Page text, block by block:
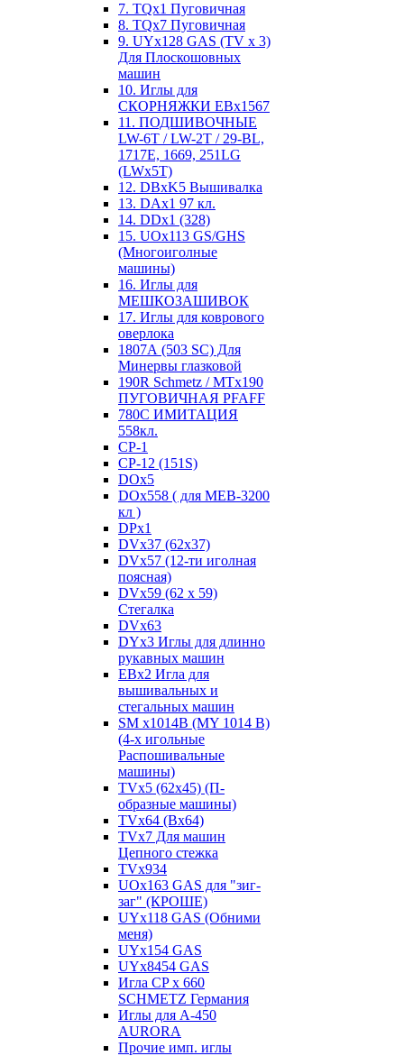
7. TQx1 Пуговичная
8. TQx7 Пуговичная
9. UYx128 GAS (TV x 3)
Для Плоскошовных
машин
10. Иглы для
СКОРНЯЖКИ EBx1567
11. ПОДШИВОЧНЫЕ
LW-6T / LW-2T / 29-BL,
1717E, 1669, 251LG
(LWx5T)
12. DBxK5 Вышивалка
13. DAx1 97 кл.
14. DDx1 (328)
15. UOx113 GS/GHS
(Многоиголные
машины)
16. Иглы для
МЕШКОЗАШИВОК
17. Иглы для коврового
оверлока
1807А (503 SC) Для
Минервы глазковой
190R Schmetz / MTx190
ПУГОВИЧНАЯ PFAFF
780С ИМИТАЦИЯ
558кл.
CP-1
CP-12 (151S)
DOx5
DOx558 ( для MEB-3200
кл )
DPx1
DVx37 (62x37)
DVx57 (12-ти иголная
поясная)
DVx59 (62 x 59)
Стегалка
DVx63
DYx3 Иглы для длинно
рукавных машин
EBx2 Игла для
вышивальных и
стегальных машин
SM x1014B (MY 1014 B)
(4-х игольные
Распошивальные
машины)
TVх5 (62х45) (П-
образные машины)
TVх64 (Вх64)
TVх7 Для машин
Цепного стежка
TVх934
UOx163 GAS для "зиг-
заг" (КРОШЕ)
UYx118 GAS (Обними
меня)
UYx154 GAS
UYx8454 GAS
Игла CP х 660
SCHMETZ Германия
Иглы для А-450
AURORA
Прочие имп. иглы